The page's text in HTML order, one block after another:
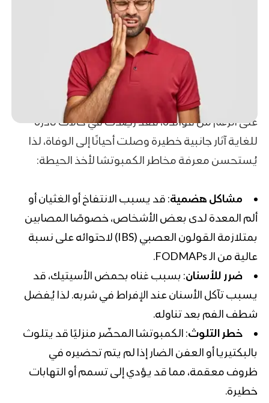
على الرغم من فوائده، فقد رُصِدت في حالات نادرة
للغاية آثار جانبية خطيرة وصلت أحيانًا إلى الوفاة، لذا
يُستحسن معرفة مخاطر الكمبوتشا لأخذ الحيطة:
مشاكل هضمية: قد يسبب الانتفاخ أو الغثيان أو
ألم المعدة لدى بعض الأشخاص، خصوصًا المصابين
بمتلازمة القولون العصبي (IBS) لاحتوائه على نسبة
عالية من الـ FODMAPs.
ضرر للأسنان: بسبب غناه بحمض الأسيتيك، قد
يسبب تآكل الأسنان عند الإفراط في شربه. لذا يُفضل
شطف الفم بعد تناوله.
خطر التلوث: الكمبوتشا المحضّر منزليًا قد يتلوث
بالبكتيريا أو العفن الضار إذا لم يتم تحضيره في
ظروف معقمة، مما قد يؤدي إلى تسمم أو التهابات
خطيرة.